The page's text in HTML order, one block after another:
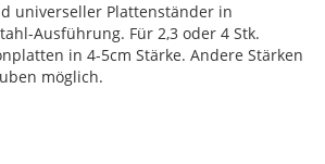
universeller Plattenständer in
Ausführung. Für 2,3 oder 4 Stk.
in 4-5cm Stärke. Andere Stärken
möglich.